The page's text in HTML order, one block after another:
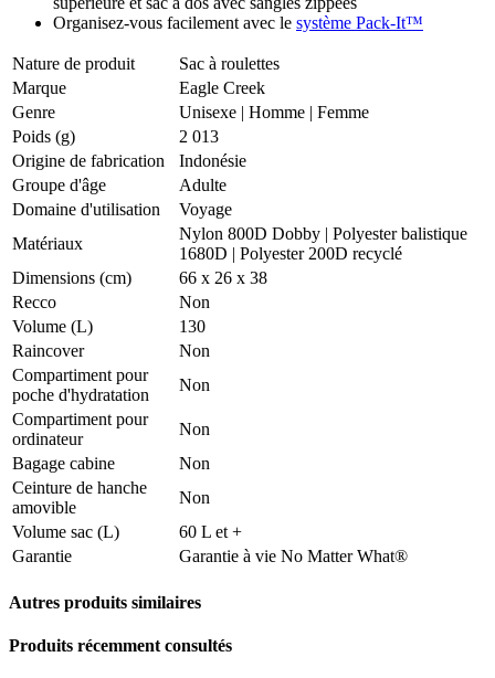
Organisez-vous facilement avec le système Pack-It™
Nature de produit
Sac à roulettes
Marque
Eagle Creek
Genre
Unisexe | Homme | Femme
Poids (g)
2 013
Origine de fabrication
Indonésie
Groupe d'âge
Adulte
Domaine d'utilisation
Voyage
Matériaux
Nylon 800D Dobby | Polyester balistique
1680D | Polyester 200D recyclé
Dimensions (cm)
66 x 26 x 38
Recco
Non
Volume (L)
130
Raincover
Non
Compartiment pour
poche d'hydratation
Non
Compartiment pour
ordinateur
Non
Bagage cabine
Non
Ceinture de hanche
amovible
Non
Volume sac (L)
60 L et +
Garantie
Garantie à vie No Matter What®
Autres produits similaires
Produits récemment consultés